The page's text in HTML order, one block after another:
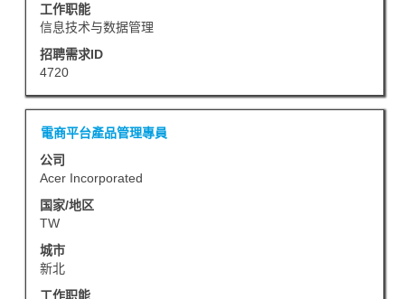
5
工作职能
信息技术与数据管理
招聘需求ID
4720
选
择
以
查
看
位
信
息
的
完
整
内
职
务
電商平台產品管理專員
公司
Acer Incorporated
国家/地区
TW
城市
新北
工作职能
使
用
空
格
键
进
行
选